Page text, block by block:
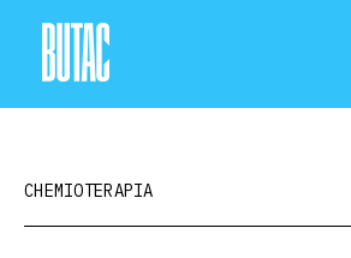
CHEMIOTERAPIA